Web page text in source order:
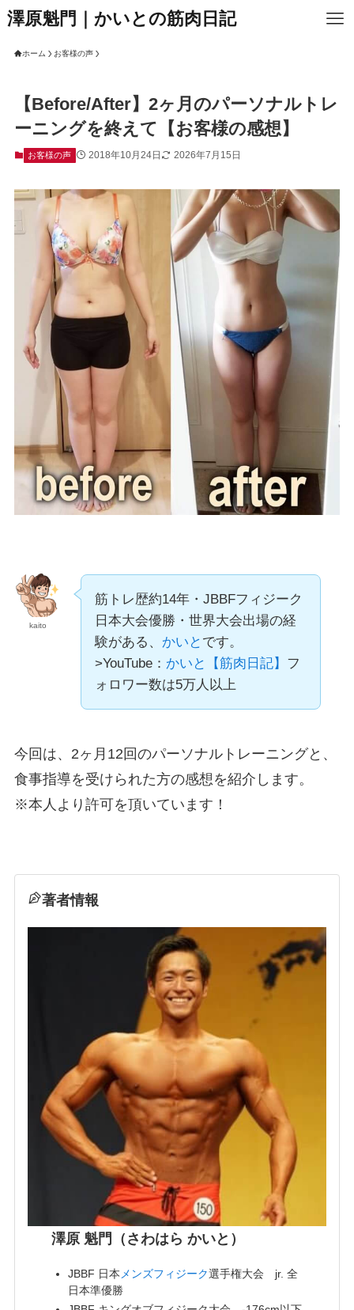
澤原魁門｜かいとの筋肉日記
ホーム お客様の声
【Before/After】2ヶ月のパーソナルトレ
ーニングを終えて【お客様の感想】
お客様の声 2018年10月24日 2026年7月15日
kaito
筋トレ歴約14年・JBBFフィジーク
日本大会優勝・世界大会出場の経
験がある、 かいと です。
>YouTube： かいと【筋肉日記】 フ
ォロワー数は5万人以上
今回は、2ヶ月12回のパーソナルトレーニングと、
食事指導を受けられた方の感想を紹介します。
※本人より許可を頂いています！
著者情報
澤原 魁門（さわはら かいと）
JBBF 日本 メンズフィジーク選手権大会 jr. 全
日本準優勝